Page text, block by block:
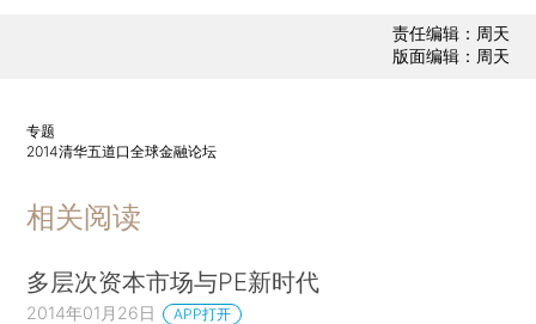
责任编辑：周天
版面编辑：周天
专题
2014清华五道口全球金融论坛
相关阅读
多层次资本市场与PE新时代
2014年01月26日 APP打开